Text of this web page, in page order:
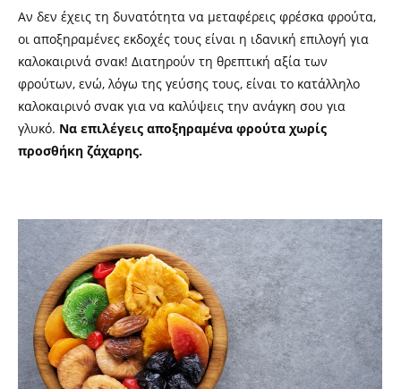
Αν δεν έχεις τη δυνατότητα να μεταφέρεις φρέσκα φρούτα,
οι αποξηραμένες εκδοχές τους είναι η ιδανική επιλογή για
καλοκαιρινά σνακ! Διατηρούν τη θρεπτική αξία των
φρούτων, ενώ, λόγω της γεύσης τους, είναι το κατάλληλο
καλοκαιρινό σνακ για να καλύψεις την ανάγκη σου για
γλυκό. Να επιλέγεις αποξηραμένα φρούτα χωρίς
προσθήκη ζάχαρης.